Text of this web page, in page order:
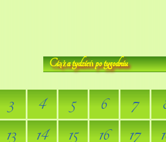
Ciąża tydzieńpo tygodniu
3 4 5 6 7
13 14 15 16 17